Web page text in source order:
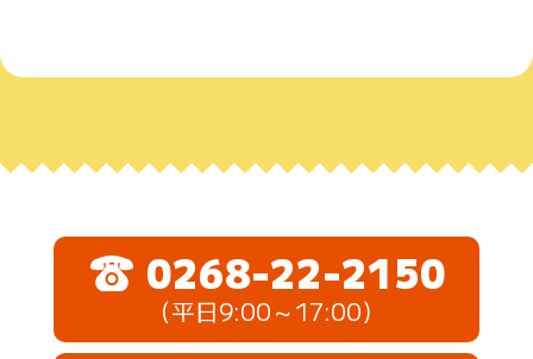
0268-22-2150
（平日9:00～17:00）